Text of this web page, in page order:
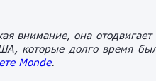
внимание, она
которые долго время
Monde.